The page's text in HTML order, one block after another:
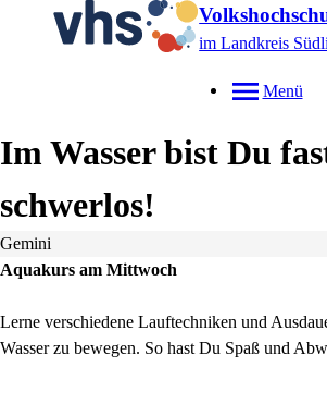
im Landkreis
Menü
Im Wasser bist Du
schwerlos!
Gemini
Aquakurs am Mittwoch
Lerne verschiedene Lauftechniken und
Wasser zu bewegen. So hast Du Spaß und